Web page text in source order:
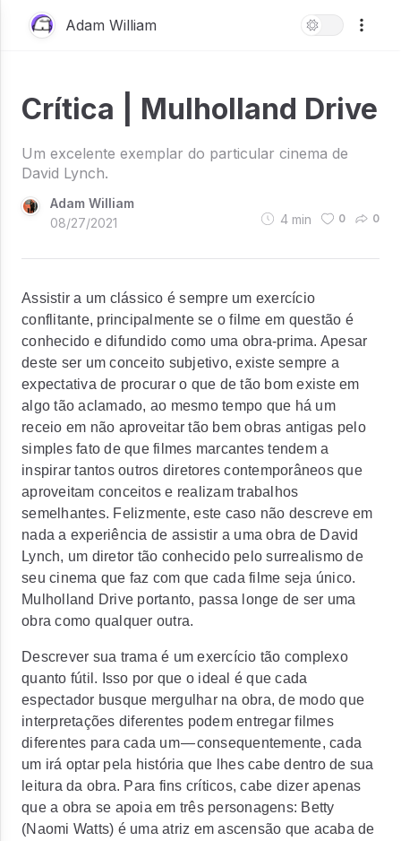
Adam William
Crítica | Mulholland Drive
Um excelente exemplar do particular cinema de
David Lynch.
Adam William
08/27/2021
4 min 0 0
Assistir a um clássico é sempre um exercício
conflitante, principalmente se o filme em questão é
conhecido e difundido como uma obra-prima. Apesar
deste ser um conceito subjetivo, existe sempre a
expectativa de procurar o que de tão bom existe em
algo tão aclamado, ao mesmo tempo que há um
receio em não aproveitar tão bem obras antigas pelo
simples fato de que filmes marcantes tendem a
inspirar tantos outros diretores contemporâneos que
aproveitam conceitos e realizam trabalhos
semelhantes. Felizmente, este caso não descreve em
nada a experiência de assistir a uma obra de David
Lynch, um diretor tão conhecido pelo surrealismo de
seu cinema que faz com que cada filme seja único.
Mulholland Drive portanto, passa longe de ser uma
obra como qualquer outra.
Descrever sua trama é um exercício tão complexo
quanto fútil. Isso por que o ideal é que cada
espectador busque mergulhar na obra, de modo que
interpretações diferentes podem entregar filmes
diferentes para cada um — consequentemente, cada
um irá optar pela história que lhes cabe dentro de sua
leitura da obra. Para fins críticos, cabe dizer apenas
que a obra se apoia em três personagens: Betty
(Naomi Watts) é uma atriz em ascensão que acaba de